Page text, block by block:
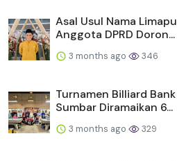
Asal Usul Nama
Anggota DPRD Doron...
3 months ago 346
Turnamen Billiard
Sumbar Diramaikan 6...
3 months ago 329